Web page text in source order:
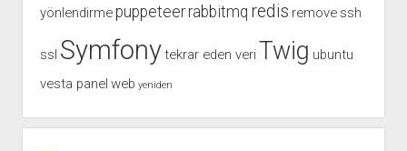
yönlendirmepuppeteer rabbitmq redis remove ssh
ssl Symfonytekrar eden veri Twig ubuntu
vesta panel web yeniden